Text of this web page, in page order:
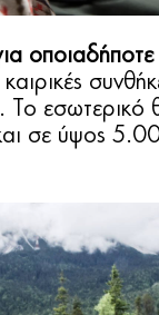
σε ύψος